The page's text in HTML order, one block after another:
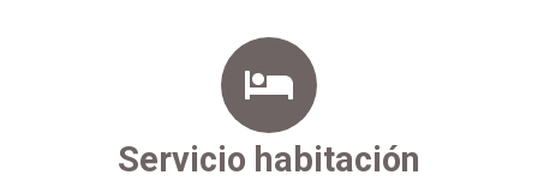
Servicio habitación